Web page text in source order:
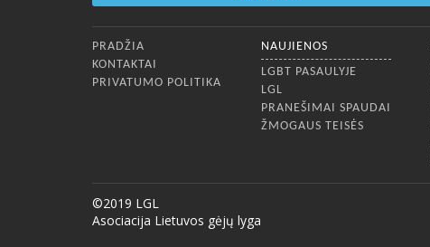
Apatinis meniu
PRADŽIA
KONTAKTAI
PRIVATUMO POLITIKA
NAUJIENOS
LGBT PASAULYJE
LGL
PRANEŠIMAI SPAUDAI
ŽMOGAUS TEISĖS
©2019 LGL
Asociacija Lietuvos gėjų lyga